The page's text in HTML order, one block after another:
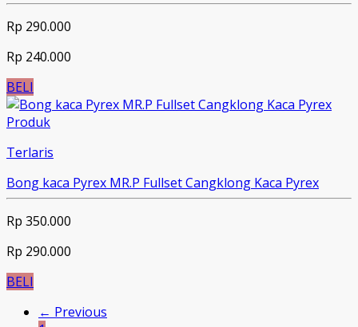
Rp 290.000
Rp 240.000
BELI
Produk
Terlaris
Bong kaca Pyrex MR.P Fullset Cangklong Kaca Pyrex
Rp 350.000
Rp 290.000
BELI
← Previous